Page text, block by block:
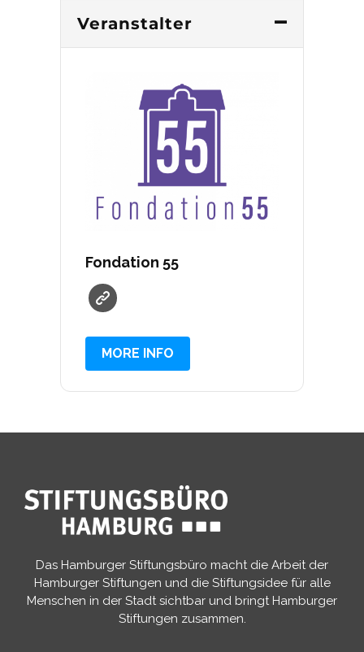
Veranstalter
Fondation 55
MORE INFO
Das Hamburger Stiftungsbüro macht die Arbeit der
Hamburger Stiftungen und die Stiftungsidee für alle
Menschen in der Stadt sichtbar und bringt Hamburger
Stiftungen zusammen.​